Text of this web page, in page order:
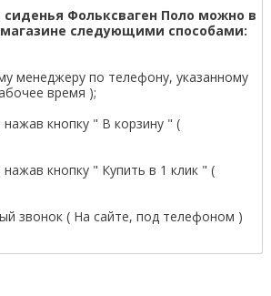
сиденья Фольксваген Поло можно в
следующими способами:
менеджеру по телефону, указанному
время );
кнопку " В корзину " (
кнопку " Купить в 1 клик " (
звонок ( На сайте, под телефоном )